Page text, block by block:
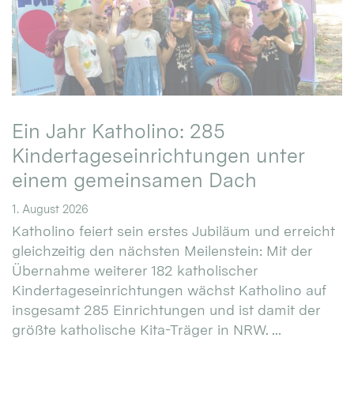
Ein Jahr Katholino: 285
Kindertageseinrichtungen unter
einem gemeinsamen Dach
1. August 2026
Katholino feiert sein erstes Jubiläum und erreicht
gleichzeitig den nächsten Meilenstein: Mit der
Übernahme weiterer 182 katholischer
Kindertageseinrichtungen wächst Katholino auf
insgesamt 285 Einrichtungen und ist damit der
größte katholische Kita-Träger in NRW. ...